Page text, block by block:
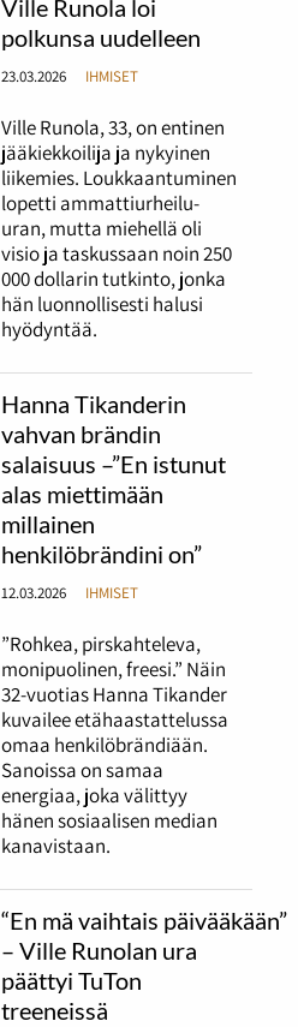
Ville Runola loi
polkunsa uudelleen
23.03.2026 IHMISET
Ville Runola, 33, on entinen
jääkiekkoilija ja nykyinen
liikemies. Loukkaantuminen
lopetti ammattiurheilu-
uran, mutta miehellä oli
visio ja taskussaan noin 250
000 dollarin tutkinto, jonka
hän luonnollisesti halusi
hyödyntää.
Hanna Tikanderin
vahvan brändin
salaisuus –”En istunut
alas miettimään
millainen
henkilöbrändini on”
12.03.2026 IHMISET
”Rohkea, pirskahteleva,
monipuolinen, freesi.” Näin
32-vuotias Hanna Tikander
kuvailee etähaastattelussa
omaa henkilöbrändiään.
Sanoissa on samaa
energiaa, joka välittyy
hänen sosiaalisen median
kanavistaan.
“En mä vaihtais päivääkään”
– Ville Runolan ura
päättyi TuTon
treeneissä